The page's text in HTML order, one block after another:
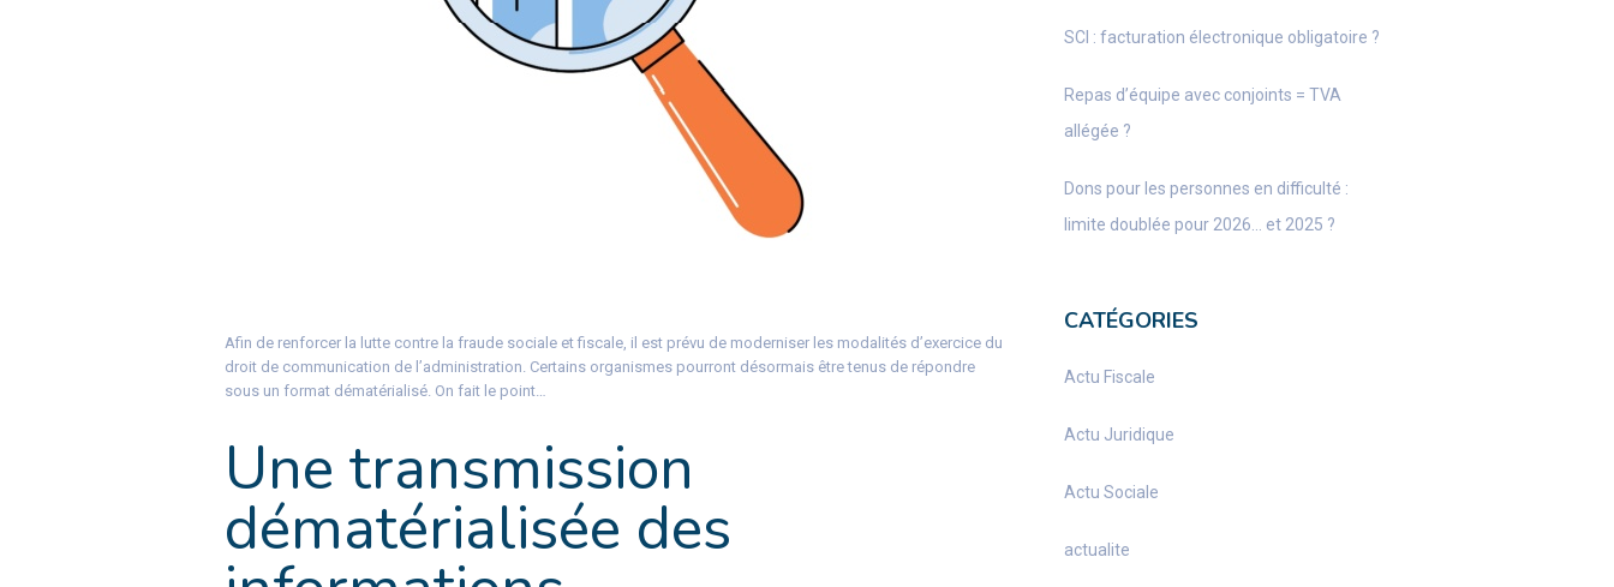
Afin de renforcer la lutte contre la fraude sociale et fiscale, il est prévu de moderniser les modalités d’exercice du
droit de communication de l’administration. Certains organismes pourront désormais être tenus de répondre
sous un format dématérialisé. On fait le point…
Une transmission
dématérialisée des
SCI : facturation électronique obligatoire ?
Repas d’équipe avec conjoints = TVA
allégée ?
Dons pour les personnes en difficulté :
limite doublée pour 2026… et 2025 ?
CATÉGORIES
Actu Fiscale
Actu Juridique
Actu Sociale
actualite